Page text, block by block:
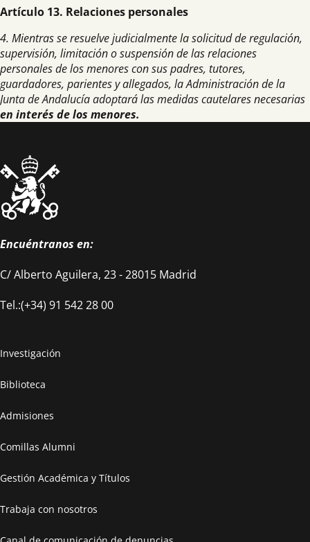
Artículo 13. Relaciones personales
4. Mientras se resuelve judicialmente la solicitud de regulación,
supervisión, limitación o suspensión de las relaciones
personales de los menores con sus padres, tutores,
guardadores, parientes y allegados, la Administración de la
Junta de Andalucía adoptará las medidas cautelares necesarias
en interés de los menores.
Encuéntranos en:
C/ Alberto Aguilera, 23 - 28015 Madrid
Tel.:(+34) 91 542 28 00
Investigación
Biblioteca
Admisiones
Comillas Alumni
Gestión Académica y Títulos
Trabaja con nosotros